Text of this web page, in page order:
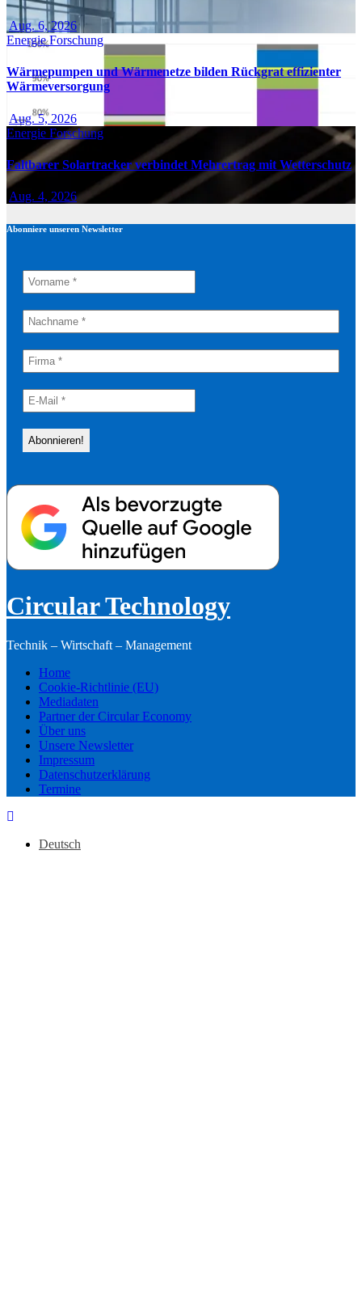
Aug. 6, 2026
EnergieForschung
Wärmepumpen und Wärmenetze bilden Rückgrat effizienter
Wärmeversorgung
Aug. 5, 2026
Energie Forschung
Faltbarer Solartracker verbindet Mehrertrag mit Wetterschutz
Aug. 4, 2026
Abonniere unseren Newsletter
Circular Technology
Technik – Wirtschaft – Management
Home
Cookie-Richtlinie (EU)
Mediadaten
Partner der Circular Economy
Über uns
Unsere Newsletter
Impressum
Datenschutzerklärung
Termine
Deutsch